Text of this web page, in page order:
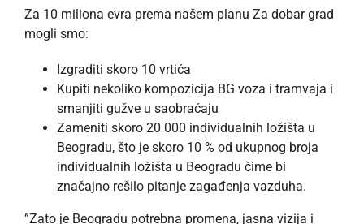
Za 10 miliona evra prema našem planu Za dobar grad
mogli smo:
Izgraditi skoro 10 vrtića
Kupiti nekoliko kompozicija BG voza i tramvaja i
smanjiti gužve u saobraćaju
Zameniti skoro 20 000 individualnih ložišta u
Beogradu, što je skoro 10 % od ukupnog broja
individualnih ložišta u Beogradu čime bi
značajno rešilo pitanje zagađenja vazduha.
”Zato je Beogradu potrebna promena, jasna vizija i